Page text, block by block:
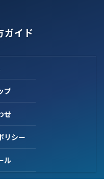
ガイド
プ
せ
リシー
ル